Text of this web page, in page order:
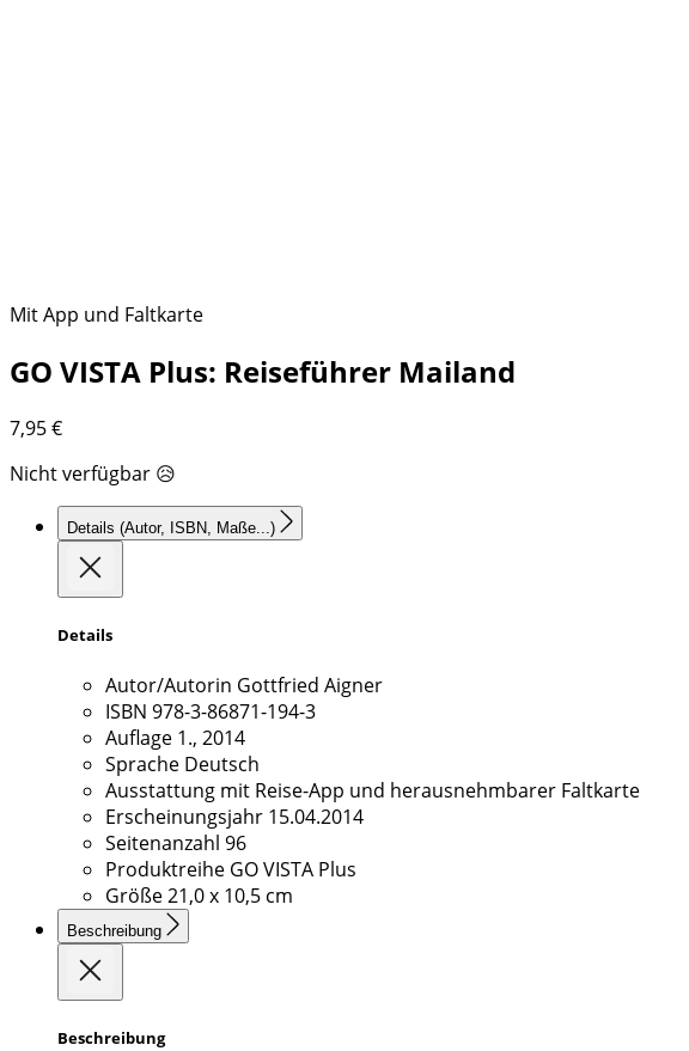
Mit App und Faltkarte
GO VISTA Plus: Reiseführer Mailand
7,95€
Nicht verfügbar 😥
Details (Autor, ISBN, Maße...)
Details
Autor/Autorin Gottfried Aigner
ISBN 978-3-86871-194-3
Auflage 1., 2014
Sprache Deutsch
Ausstattung mit Reise-App und herausnehmbarer Faltkarte
Erscheinungsjahr 15.04.2014
Seitenanzahl 96
Produktreihe GO VISTA Plus
Größe21,0 x 10,5 cm
Beschreibung
Beschreibung